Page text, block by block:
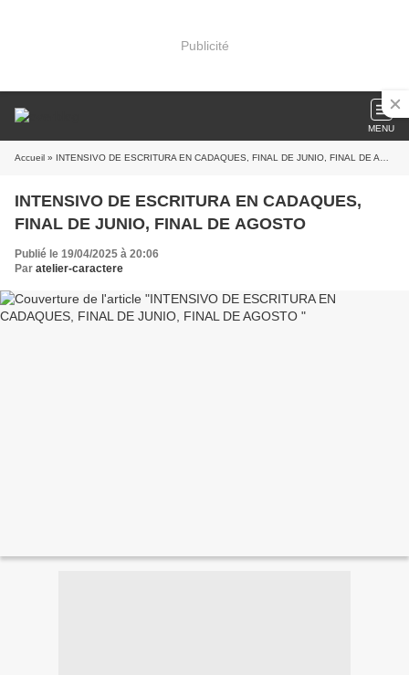
Publicité
MENU
Accueil » INTENSIVO DE ESCRITURA EN CADAQUES, FINAL DE JUNIO, FINAL DE AGOSTO
INTENSIVO DE ESCRITURA EN CADAQUES,
FINAL DE JUNIO, FINAL DE AGOSTO
Publié le 19/04/2025 à 20:06
Par atelier-caractere